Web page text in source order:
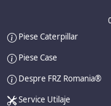
Piese Caterpillar
Piese Case
Despre FRZ Romania®
Service Utilaje